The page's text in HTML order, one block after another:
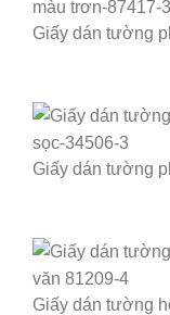
Giấy dán tường
Giấy dán tường
Giấy dán tường